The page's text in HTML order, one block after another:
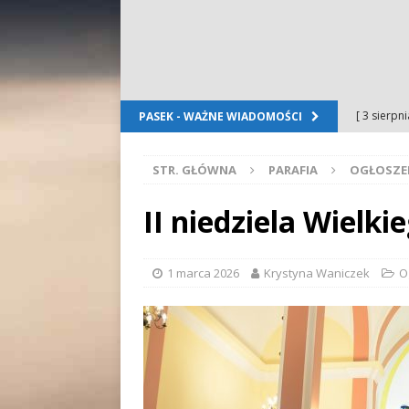
PASEK - WAŻNE WIADOMOŚCI [ 3
[ 2
[ 2
[ 2
[ 5
Folkloru
STR. GŁÓWNA PARAFIA
II niedziela
1 marca 2026 Krystyna Waniczek